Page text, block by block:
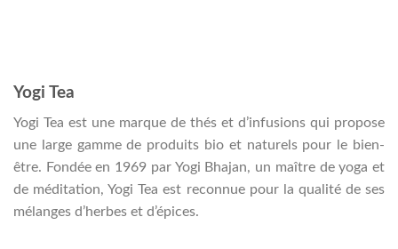
Yogi Tea
Yogi Tea est une marque de thés et d’infusions qui propose
une large gamme de produits bio et naturels pour le bien-
être. Fondée en 1969 par Yogi Bhajan, un maître de yoga et
de méditation, Yogi Tea est reconnue pour la qualité de ses
mélanges d’herbes et d’épices.